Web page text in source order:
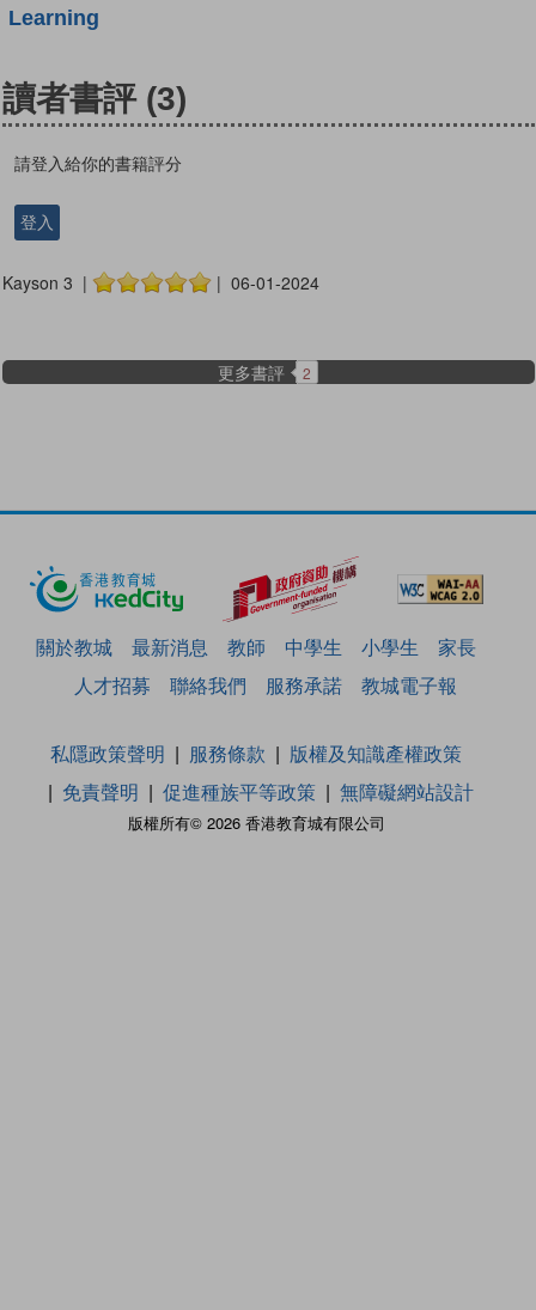
Learning
讀者書評 (3)
請登入給你的書籍評分
登入
Kayson 3 | | 06-01-2024
更多書評 2
關於教城 最新消息 教師 中學生 小學生
家長
人才招募
聯絡我們 服務承諾 教城電子報
版權所有© 2026 香港教育城有限公司
私隱政策聲明 服務條款
版權及知識產權政策
免責聲明
促進種族平等政策 無障礙網站設計